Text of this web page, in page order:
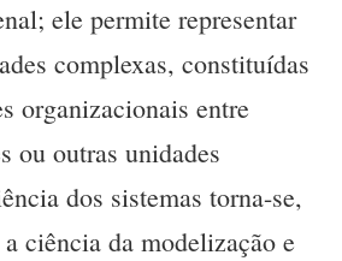
ele permite representar
complexas, constituídas
organizacionais entre
ou outras unidades
dos sistemas torna-se,
ciência da modelização e